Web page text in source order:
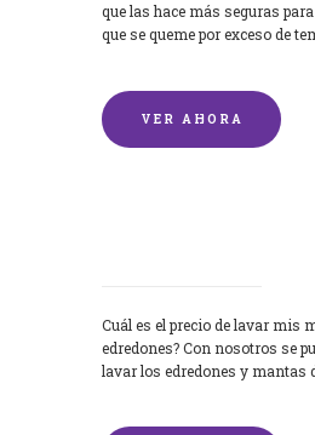
que las hace más seguras
que se queme por exceso de
VER AHORA
Cuál es el precio de lavar mis
edredones? Con nosotros se
lavar los edredones y mantas